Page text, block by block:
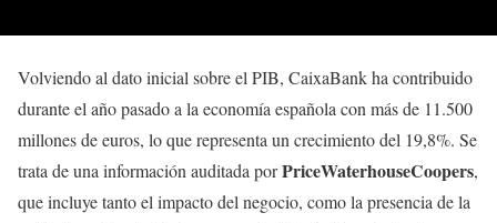
Volviendo al dato inicial sobre el PIB, CaixaBank ha contribuido
durante el año pasado a la economía española con más de 11.500
millones de euros, lo que representa un crecimiento del 19,8%. Se
trata de una información auditada porPriceWaterhouseCoopers,
que incluye tanto el impacto del negocio, como la presencia de la